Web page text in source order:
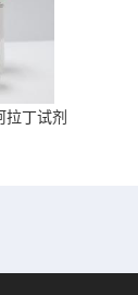
拉丁试剂